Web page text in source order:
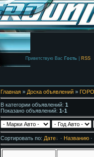
Приветствую Вас Гость RSS
Главная» Доска объявлений»
В категории объявлений: 1
Показано объявлений: 1-1
Сортировать по: Дате · Названию·